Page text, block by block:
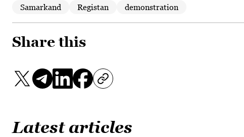
Samarkand Registan demonstration
Share this
Latest articles